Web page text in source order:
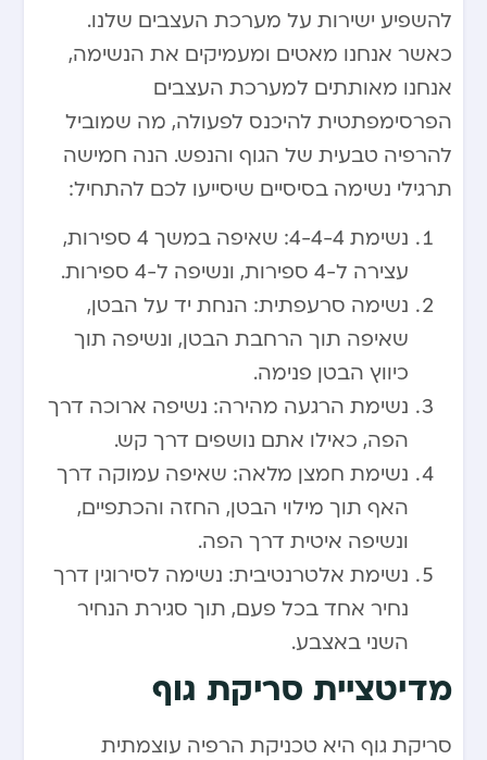
להשפיע ישירות על מערכת העצבים שלנו.
כאשר אנחנו מאטים ומעמיקים את הנשימה,
אנחנו מאותתים למערכת העצבים
הפרסימפתטית להיכנס לפעולה, מה שמוביל
להרפיה טבעית של הגוף והנפש. הנה חמישה
תרגילי נשימה בסיסיים שיסייעו לכם להתחיל:
נשימת 4-4-4: שאיפה במשך 4 ספירות,
עצירה ל-4 ספירות, ונשיפה ל-4 ספירות.
נשימה סרעפתית: הנחת יד על הבטן,
שאיפה תוך הרחבת הבטן, ונשיפה תוך
כיווץ הבטן פנימה.
נשימת הרגעה מהירה: נשיפה ארוכה דרך
הפה, כאילו אתם נושפים דרך קש.
נשימת חמצן מלאה: שאיפה עמוקה דרך
האף תוך מילוי הבטן, החזה והכתפיים,
ונשיפה איטית דרך הפה.
נשימת אלטרנטיבית: נשימה לסירוגין דרך
נחיר אחד בכל פעם, תוך סגירת הנחיר
השני באצבע.
מדיטציית סריקת גוף
סריקת גוף היא טכניקת הרפיה עוצמתית